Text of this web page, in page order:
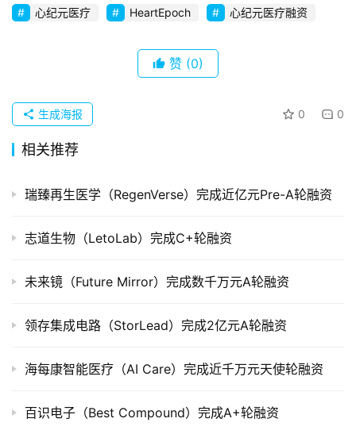
品
并
重
司
创
投
据
创
心纪元医疗 HeartEpoch 心纪元医疗融资
赞 (0)
0 0
生成海报
相关推荐
瑞臻再生医学（RegenVerse）完成近亿元Pre-A轮融资
志道生物（LetoLab）完成C+轮融资
未来镜（Future Mirror）完成数千万元A轮融资
领存集成电路（StorLead）完成2亿元A轮融资
海每康智能医疗（AI Care）完成近千万元天使轮融资
百识电子（Best Compound）完成A+轮融资